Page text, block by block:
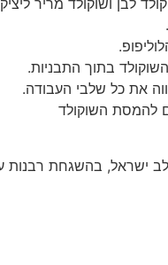
לבן ושוקולד מריר
בתוך התבניות.
את כל שלבי העבודה.
להמסת השוקולד
ישראל, בהשגחת רבנות